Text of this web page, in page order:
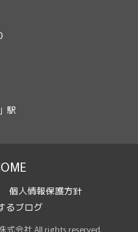
駅
個人情報保護方針
るブログ
式会社 All rights reserved.